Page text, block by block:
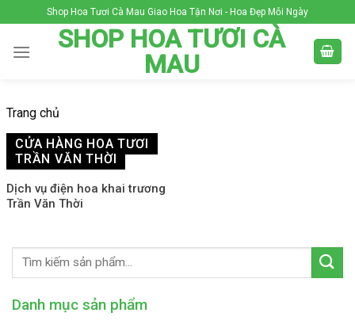
to
content
Shop Hoa Tươi Cà Mau Giao Hoa Tận Nơi - Hoa Đẹp Mỗi Ngày
SHOP HOA TƯƠI CÀ
MAU
Trang chủ
CỬA HÀNG HOA TƯƠI
TRẦN VĂN THỜI
Dịch vụ điện hoa khai trương
Trần Văn Thời
Danh mục sản phẩm